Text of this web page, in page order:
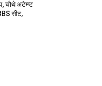
चौथे अटेम्प्ट
सीट,